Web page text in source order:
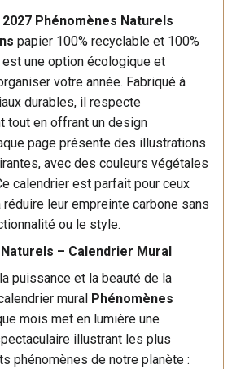
Phénomènes Naturels
papier 100% recyclable et 100%
une option écologique et
votre année. Fabriqué à
durables, il respecte
tout en offrant un design
page présente des illustrations
avec des couleurs végétales
calendrier est parfait pour ceux
réduire leur empreinte carbone sans
ou le style.
– Calendrier Mural
puissance et la beauté de la
mural Phénomènes
mois met en lumière une
illustrant les plus
phénomènes de notre planète :